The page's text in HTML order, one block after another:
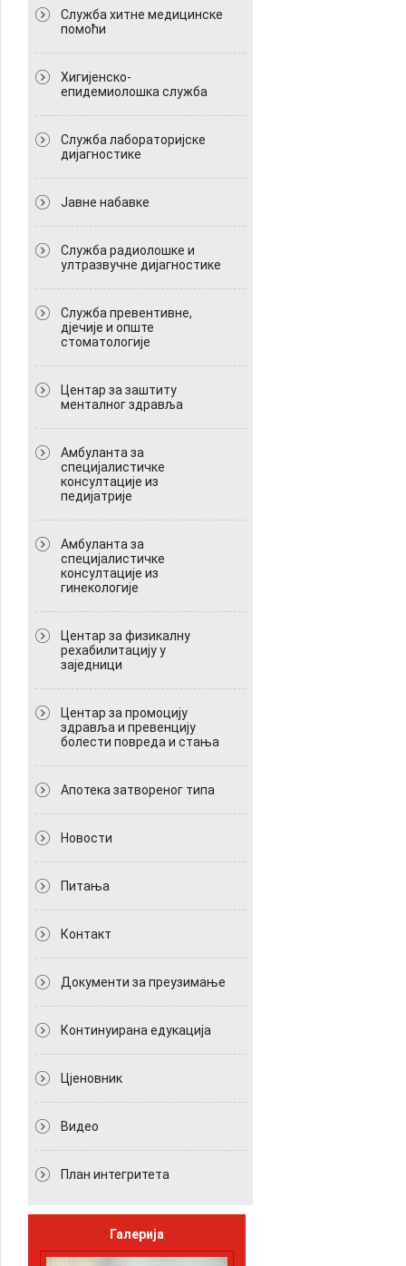
Служба хитне медицинске
помоћи
Хигијенско-
епидемиолошка служба
Служба лабораторијске
дијагностике
Јавне набавке
Служба радиолошке и
ултразвучне дијагностике
Служба превентивне,
дјечије и опште
стоматологије
Центар за заштиту
менталног здравља
Амбуланта за
специјалистичке
консултације из
педијатрије
Амбуланта за
специјалистичке
консултације из
гинекологије
Центар за физикалну
рехабилитацију у
заједници
Центар за промоцију
здравља и превенцију
болести повреда и стања
Апотека затвореног типа
Новости
Питања
Контакт
Документи за преузимање
Континуирана едукација
Цјеновник
Видео
План интегритета
Галерија